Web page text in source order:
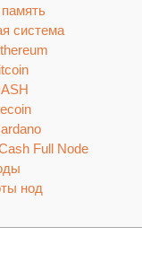
система
Full Node
нод